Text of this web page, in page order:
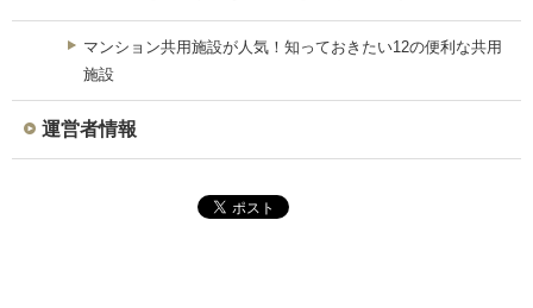
マンション共用施設が人気！知っておきたい12の便利な共用
施設
運営者情報